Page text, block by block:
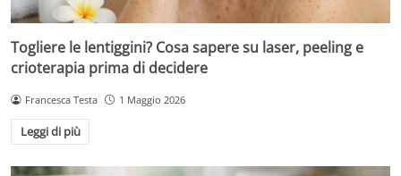
Togliere le lentiggini? Cosa sapere su laser, peeling e
crioterapia prima di decidere
Francesca Testa 1 Maggio 2026
Leggi di più